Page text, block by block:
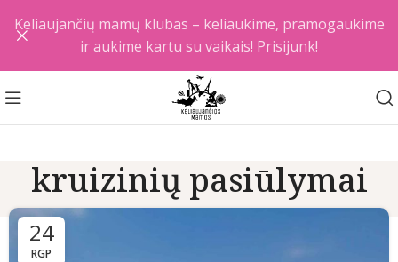
kruizinių pasiūlymai
24
RGP
Keliaujančių mamų klubas – keliaukime, pramogaukime
ir aukime kartu su vaikais! Prisijunk!